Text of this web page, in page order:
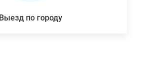
Выезд по городу